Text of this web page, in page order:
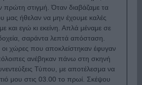
πρώτη στιγμή. Όταν διαβάζαμε τα
μας ήθελαν να μην έχουμε καλές
και εγώ κι εκείνη. Απλά μέναμε σε
σαράντα λεπτά απόσταση.
οι χώρες που αποκλείστηκαν έφυγαν
ανέβηκαν πάνω στη σκηνή
Τύπου, με αποτέλεσμα να
μου στις 03.00 το πρωί. Σκέψου